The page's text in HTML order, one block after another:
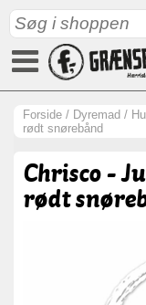
Forside / Dyremad /
rødt snørebånd
Chrisco -
rødt